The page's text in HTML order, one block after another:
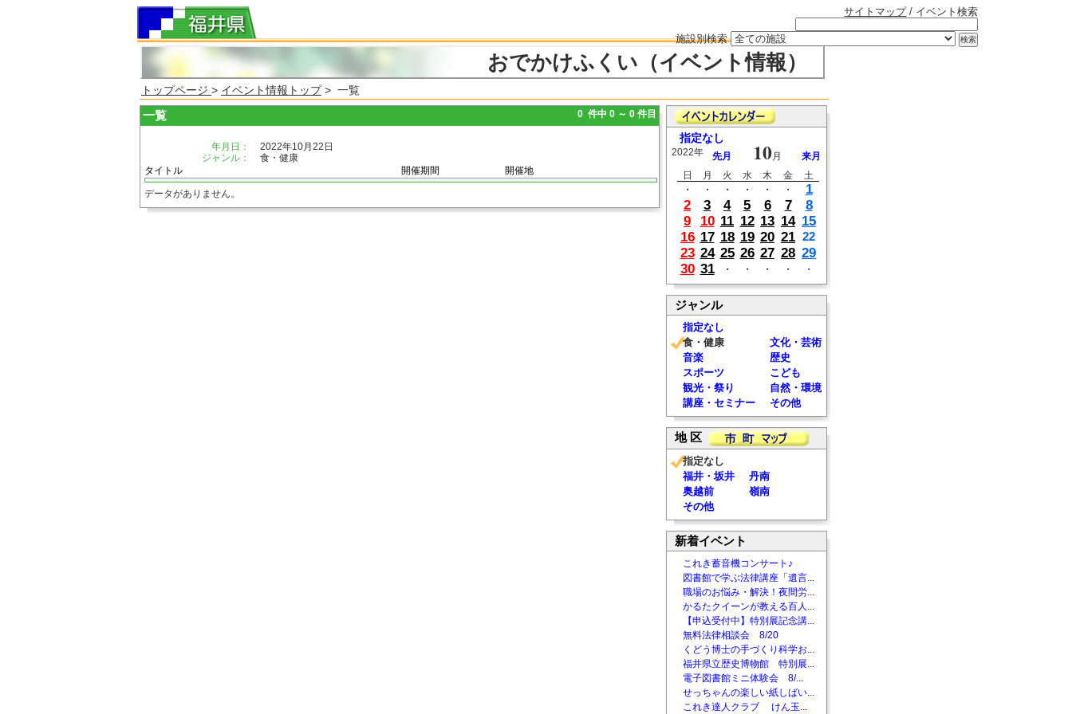
サイトマップ/ イベント検索
施設別検索
おでかけふくい（イベント情報）
トップページ > イベント情報トップ> 一覧
一覧 0 件中 0 ～ 0 件目
年月日：
2022年10月22日
ジャンル：
食・健康
タイトル
開催期間 開催地
データがありません。
指定なし
2022年 先月 10月
来月
日
月 火 水 木 金
土
・
・ ・ ・ ・ ・
1
2
3 4 5 6 7
8
9
10 11 12 13 14 15
16 17 18 19 20 21 22
23 24 25 26 27 28 29
30 31 ・ ・ ・ ・ ・
ジャンル
指定なし
食・健康
文化・芸術
音楽
歴史
スポーツ
こども
観光・祭り
自然・環境
講座・セミナー
その他
地 区
指定なし
福井・坂井
丹南
奥越前
嶺南
その他
新着イベント
これき蓄音機コンサート♪
図書館で学ぶ法律講座「遺言...
職場のお悩み・解決！夜間労...
かるたクイーンが教える百人...
【申込受付中】特別展記念講...
無料法律相談会 8/20
くどう博士の手づくり科学お...
福井県立歴史博物館 特別展...
電子図書館ミニ体験会 8/...
せっちゃんの楽しい紙しばい...
これき達人クラブ けん玉...